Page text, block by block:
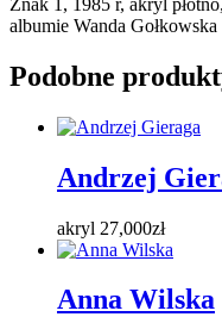
albumie Wanda Gołkowska
Podobne
Andrzej
akryl 27,000zł
Anna Wilska